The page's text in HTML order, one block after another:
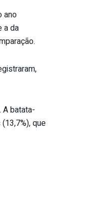
ano
a da
A batata-
que